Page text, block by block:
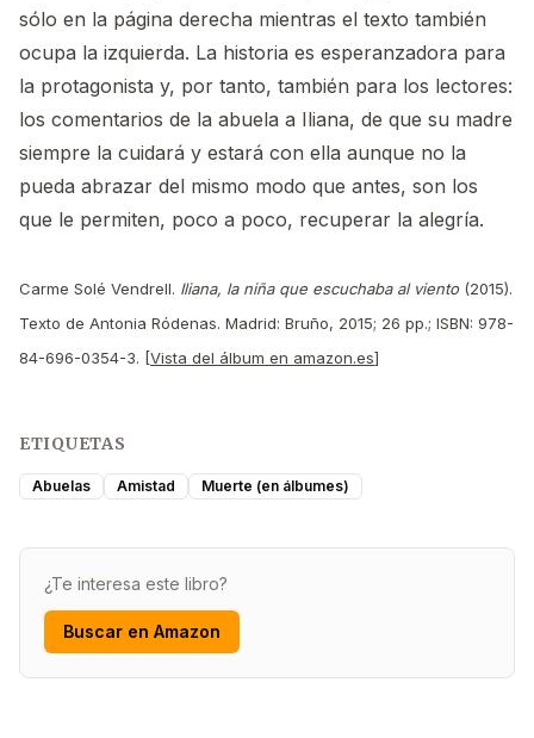
sólo en la página derecha mientras el texto también
ocupa la izquierda. La historia es esperanzadora para
la protagonista y, por tanto, también para los lectores:
los comentarios de la abuela a Iliana, de que su madre
siempre la cuidará y estará con ella aunque no la
pueda abrazar del mismo modo que antes, son los
que le permiten, poco a poco, recuperar la alegría.
Carme Solé Vendrell. Iliana, la niña que escuchaba al viento(2015).
Texto de Antonia Ródenas. Madrid: Bruño, 2015; 26 pp.; ISBN: 978-
84-696-0354-3. [Vista del álbum en amazon.es]
ETIQUETAS
Abuelas Amistad Muerte (en álbumes)
¿Te interesa este libro?
Buscar en Amazon